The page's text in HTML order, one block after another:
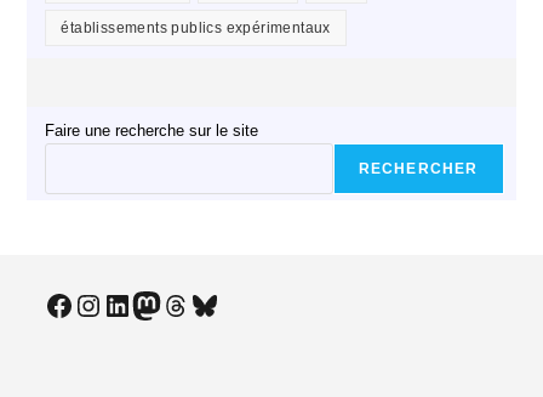
établissements publics expérimentaux
Faire une recherche sur le site
RECHERCHER
Facebook
Instagram
LinkedIn
Mastodon
ThreadsBluesky